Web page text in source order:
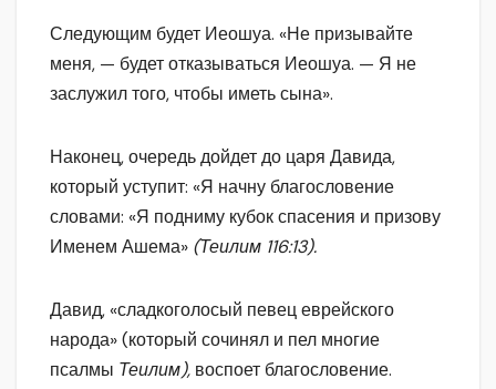
Следующим будет Иеошуа. «Не призывайте
меня, — будет отказываться Иеошуа. — Я не
заслужил того, чтобы иметь сына».
Наконец, очередь дойдет до царя Давида,
который уступит: «Я начну благословение
словами: «Я подниму кубок спасения и призову
Именем Ашема» (Теилим 116:13).
Давид, «сладкоголосый певец еврейского
народа» (который сочинял и пел многие
псалмы Теилим), воспоет благословение.